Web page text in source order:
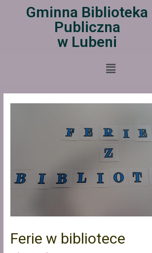
Gminna Biblioteka
Publiczna
w Lubeni
Ferie w bibliotece